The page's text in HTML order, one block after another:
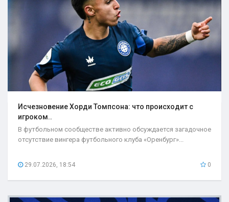
Исчезновение Хорди Томпсона: что происходит с
игроком..
В футбольном сообществе активно обсуждается загадочное
отсутствие вингера футбольного клуба «Оренбург»...
29.07.2026, 18:54 0